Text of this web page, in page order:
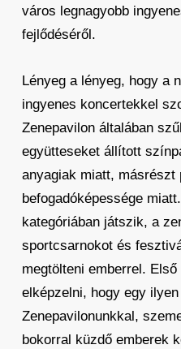
város legnagyobb
fejlődéséről.
Lényeg a lényeg, hogy a
ingyenes koncertekkel
Zenepavilon általában
együtteseket állított
anyagiak miatt, másrészt
befogadóképessége
kategóriában játszik, a
sportcsarnokot és
megtölteni emberrel.
elképzelni, hogy egy
Zenepavilonunkkal,
bokorral küzdő emberek